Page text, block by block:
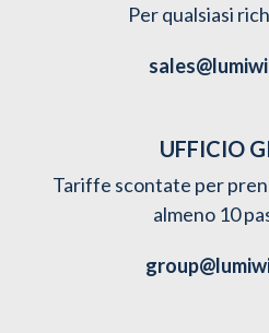
Per qualsiasi
UFFICIO
Tariffe scontate per
almeno 10